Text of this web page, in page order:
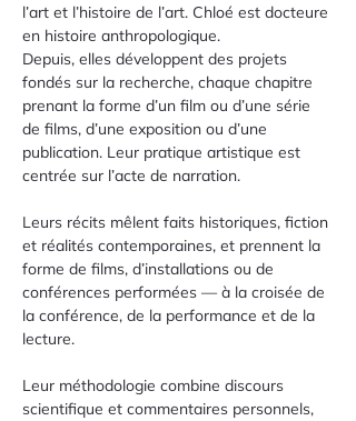
l’art et l’histoire de l’art. Chloé est docteure
en histoire anthropologique.
Depuis, elles développent des projets
fondés sur la recherche, chaque chapitre
prenant la forme d’un film ou d’une série
de films, d’une exposition ou d’une
publication. Leur pratique artistique est
centrée sur l’acte de narration.
Leurs récits mêlent faits historiques, fiction
et réalités contemporaines, et prennent la
forme de films, d’installations ou de
conférences performées — à la croisée de
la conférence, de la performance et de la
lecture.
Leur méthodologie combine discours
scientifique et commentaires personnels,